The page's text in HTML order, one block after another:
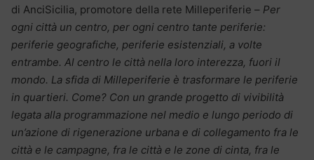
di AnciSicilia, promotore della rete Milleperiferie – Per
ogni città un centro, per ogni centro tante periferie:
periferie geografiche, periferie esistenziali, a volte
entrambe. Al centro le città nella loro interezza, fuori il
mondo. La sfida di Milleperiferie è trasformare le periferie
in quartieri. Come? Con un grande progetto di vivibilità
legata alla programmazione nel medio e lungo periodo di
un’azione di rigenerazione urbana e di collegamento fra le
città e le campagne, fra le città e le zone di cinta, fra le